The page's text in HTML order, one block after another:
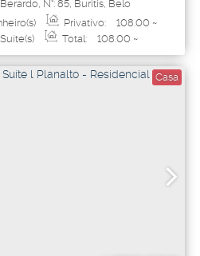
, N°: 85, Buritis, Belo
Privativo: 108.00 ~
Suíte(s) Total: 108.00 ~
108.00~ 126.00m²
Casa